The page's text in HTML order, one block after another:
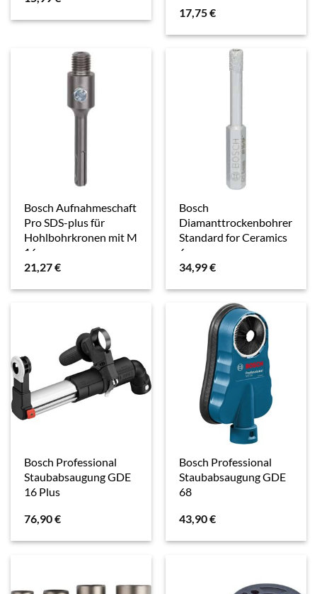
17,75€
Bosch Aufnahmeschaft
Pro SDS-plus für
Hohlbohrkronen mit M
16
21,27€
Bosch
Diamanttrockenbohrer
Standard for Ceramics
6 mm
34,99€
Bosch Professional
Staubabsaugung GDE
16 Plus
76,90€
Bosch Professional
Staubabsaugung GDE
68
43,90€